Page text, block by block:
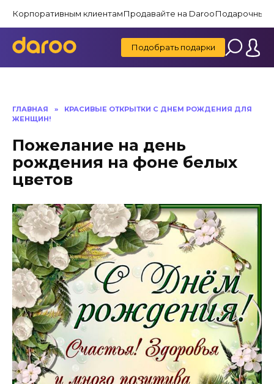
содержанию
Корпоративным клиентамПродавайте на DarooПодарочные
Подобрать подарки
ГЛАВНАЯ »
КРАСИВЫЕ ОТКРЫТКИ C ДНЕМ РОЖДЕНИЯ ДЛЯ
ЖЕНЩИН!
Пожелание на день
рождения на фоне белых
цветов